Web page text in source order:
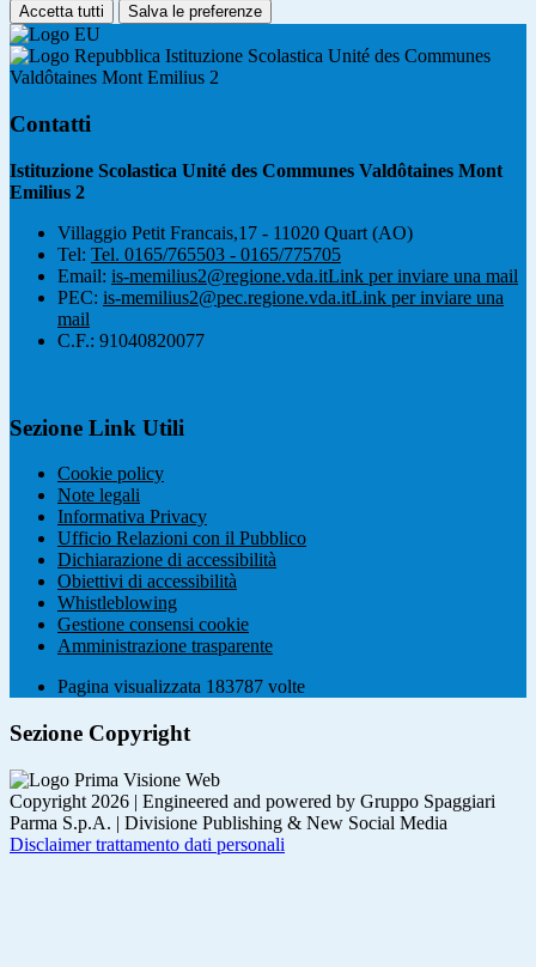
Accetta tutti Salva le preferenze
Istituzione Scolastica Unité des Communes
Valdôtaines Mont Emilius 2
Contatti
Istituzione Scolastica Unité des Communes Valdôtaines Mont
Emilius 2
Villaggio Petit Francais,17 - 11020 Quart (AO)
Tel: Tel. 0165/765503 - 0165/775705
Email: is-memilius2@regione.vda.itLink per inviare una mail
PEC: is-memilius2@pec.regione.vda.itLink per inviare una
mail
C.F.: 91040820077
Sezione Link Utili
Cookie policy
Note legali
Informativa Privacy
Ufficio Relazioni con il Pubblico
Dichiarazione di accessibilità
Obiettivi di accessibilità
Whistleblowing
Gestione consensi cookie
Amministrazione trasparente
Pagina visualizzata 183787 volte
Sezione Copyright
Copyright 2026 | Engineered and powered by Gruppo Spaggiari
Parma S.p.A. | Divisione Publishing & New Social Media
Disclaimer trattamento dati personali